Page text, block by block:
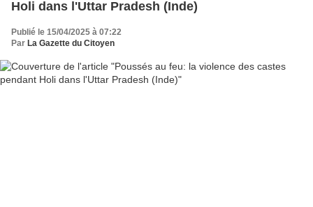
Holi dans l'Uttar Pradesh (Inde)
Publié le 15/04/2025 à 07:22
Par La Gazette du Citoyen